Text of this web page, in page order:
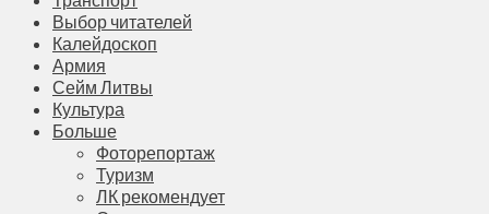
Выбор читателей
Калейдоскоп
Армия
Сейм Литвы
Культура
Больше
Фоторепортаж
Туризм
ЛК рекомендует